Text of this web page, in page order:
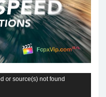
or source(s) not found